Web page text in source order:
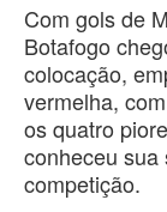
Com gols de
Botafogo
colocação,
vermelha,
os quatro
conheceu sua
competição.